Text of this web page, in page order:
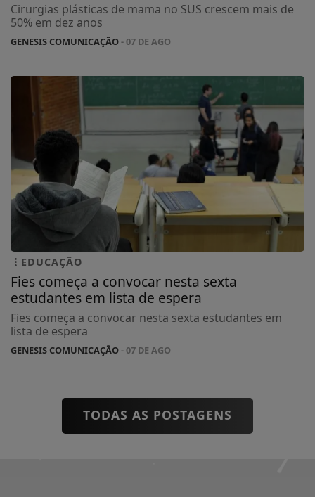
Cirurgias plásticas de mama no SUS crescem mais de
50% em dez anos
GENESIS COMUNICAÇÃO- 07 DE AGO
EDUCAÇÃO
Fies começa a convocar nesta sexta
estudantes em lista de espera
Fies começa a convocar nesta sexta estudantes em
lista de espera
GENESIS COMUNICAÇÃO- 07 DE AGO
TODAS AS POSTAGENS